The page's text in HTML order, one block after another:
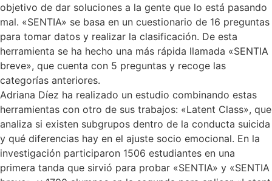
objetivo de dar soluciones a la gente que lo está pasando
mal. «SENTIA» se basa en un cuestionario de 16 preguntas
para tomar datos y realizar la clasificación. De esta
herramienta se ha hecho una más rápida llamada «SENTIA
breve», que cuenta con 5 preguntas y recoge las
categorías anteriores.
Adriana Díez ha realizado un estudio combinando estas
herramientas con otro de sus trabajos: «Latent Class», que
analiza si existen subgrupos dentro de la conducta suicida
y qué diferencias hay en el ajuste socio emocional. En la
investigación participaron 1506 estudiantes en una
primera tanda que sirvió para probar «SENTIA» y «SENTIA